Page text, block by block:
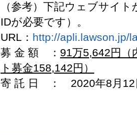
（参考）下記ウェブサイ
IDが必要です）。
URL： http://apli.lawson.jp/
募 金 額 ： 91万5,642円（
ト募金158,142円）
寄 託 日 ： 2020年8月12